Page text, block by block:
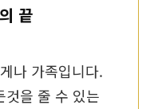
끝
나 가족입니다.
것을 줄 수 있는